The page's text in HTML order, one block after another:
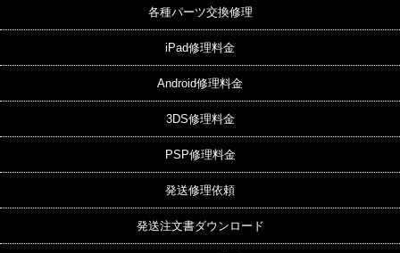
各種パーツ交換修理
iPad修理料金
Android修理料金
3DS修理料金
PSP修理料金
発送修理依頼
発送注文書ダウンロード